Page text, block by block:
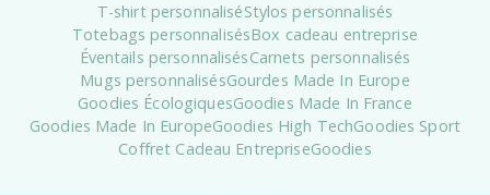
T-shirt personnaliséStylos personnalisés
Totebags personnalisésBox cadeau entreprise
Éventails personnalisésCarnets personnalisés
Mugs personnalisésGourdes Made In Europe
Goodies ÉcologiquesGoodies Made In France
Goodies Made In EuropeGoodies High TechGoodies Sport
Coffret Cadeau EntrepriseGoodies